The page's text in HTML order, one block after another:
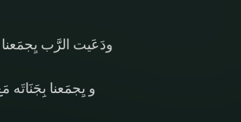
ودَعَيت الرَّب يِجمَعنا
و يِجمَعنا بِجَنَاتَه